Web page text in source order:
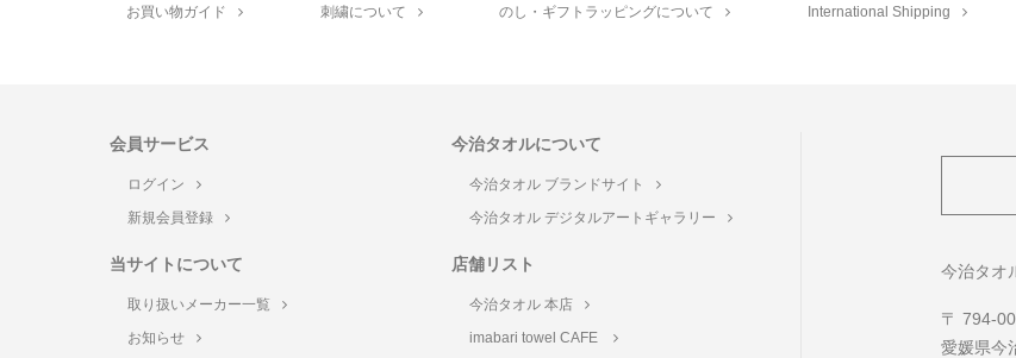
お買い物ガイド 刺繍について のし・ギフトラッピングについて International Shipping
会員サービス
ログイン
新規会員登録
今治タオルについて
今治タオル ブランドサイト
今治タオル デジタルアートギャラリー
当サイトについて
取り扱いメーカー一覧
お知らせ
店舗リスト
今治タオル 本店
imabari towel CAFE
今治タオ
〒 794-
愛媛県今